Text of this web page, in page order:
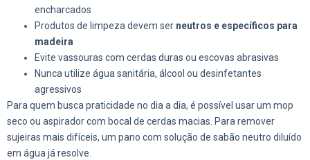
encharcados
Produtos de limpeza devem ser neutros e específicos para
madeira
Evite vassouras com cerdas duras ou escovas abrasivas
Nunca utilize água sanitária, álcool ou desinfetantes
agressivos
Para quem busca praticidade no dia a dia, é possível usar um mop
seco ou aspirador com bocal de cerdas macias. Para remover
sujeiras mais difíceis, um pano com solução de sabão neutro diluído
em água já resolve.